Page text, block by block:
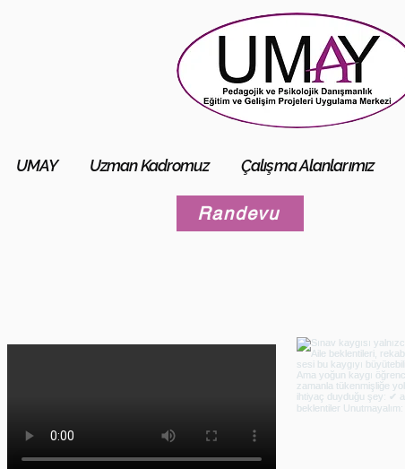
UMAY Uzman Kadromuz Çalışma Alanlarımız
Randevu